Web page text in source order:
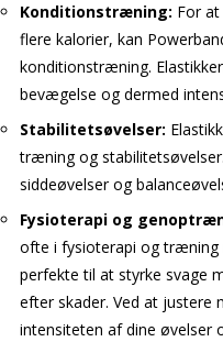
Konditionstræning: For
flere kalorier, kan
konditionstræning.
bevægelse og dermed
Stabilitetsøvelser:
træning og
siddeøvelser og
Fysioterapi og
ofte i fysioterapi og træning
perfekte til at styrke svage
efter skader. Ved at justere
intensiteten af dine øvelser